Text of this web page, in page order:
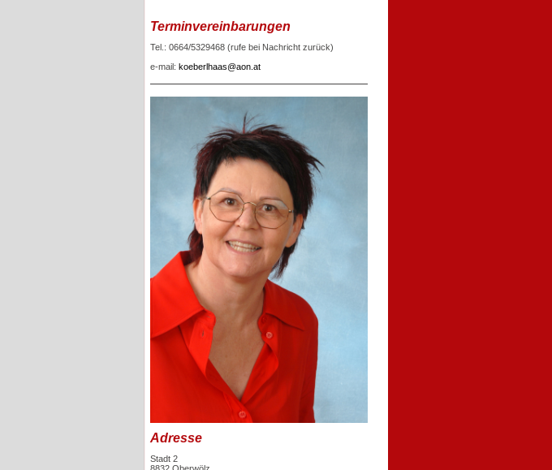
Terminvereinbarungen
Tel.: 0664/5329468 (rufe bei Nachricht zurück)
e-mail: koeberlhaas@aon.at
Adresse
Stadt 2